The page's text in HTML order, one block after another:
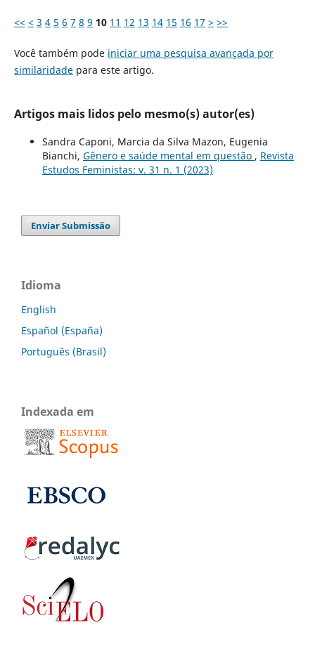
<< < 3 4 5 6 7 8 9 10 11 12 13 14 15 16 17 > >>
Você também pode iniciar uma pesquisa avançada por
similaridadepara este artigo.
Artigos mais lidos pelo mesmo(s) autor(es)
Sandra Caponi, Marcia da Silva Mazon, Eugenia
Bianchi, Gênero e saúde mental em questão , Revista
Estudos Feministas: v. 31 n. 1 (2023)
Enviar Submissão
Idioma
English
Español (España)
Português (Brasil)
Indexada em